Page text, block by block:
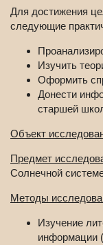
Для достижения
следующие
Изучить
Оформить
Донести
старшей
Объект
Предмет
Солнечной
Методы
Изучение
информации